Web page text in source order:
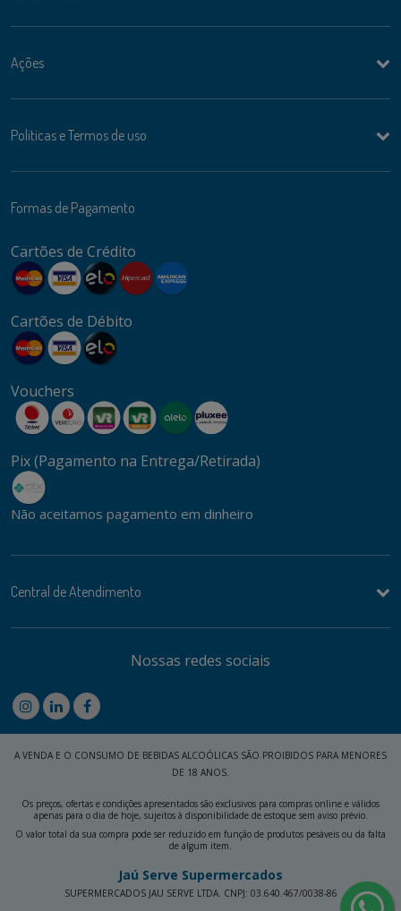
Ações
Politicas e Termos de uso
Formas de Pagamento
Cartões de Crédito
Cartões de Débito
Vouchers
Pix (Pagamento na Entrega/Retirada)
Não aceitamos pagamento em dinheiro
Central de Atendimento
Nossas redes sociais
A VENDA E O CONSUMO DE BEBIDAS ALCOÓLICAS SÃO PROIBIDOS PARA MENORES
DE 18 ANOS.
Os preços, ofertas e condições apresentados são exclusivos para compras online e válidos
apenas para o dia de hoje, sujeitos à disponibilidade de estoque sem aviso prévio.
O valor total da sua compra pode ser reduzido em função de produtos pesáveis ou da falta
de algum item.
Jaú Serve Supermercados
SUPERMERCADOS JAU SERVE LTDA. CNPJ: 03.640.467/0038-86